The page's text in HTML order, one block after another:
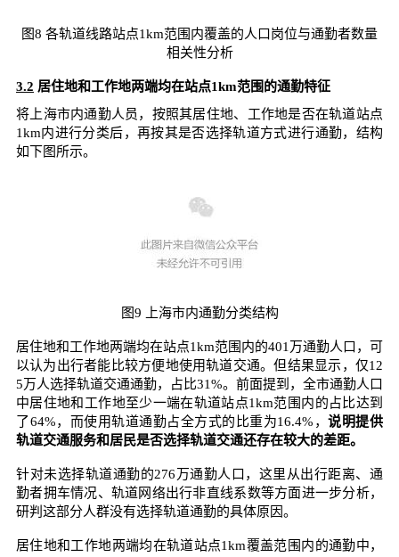
图8 各轨道线路站点1km范围内覆盖的人口岗位与通勤者数量
相关性分析
3.2 居住地和工作地两端均在站点1km范围的通勤特征
将上海市内通勤人员，按照其居住地、工作地是否在轨道站点
1km内进行分类后，再按其是否选择轨道方式进行通勤，结构
如下图所示。
图9 上海市内通勤分类结构
居住地和工作地两端均在站点1km范围内的401万通勤人口，可
以认为出行者能比较方便地使用轨道交通。但结果显示，仅12
5万人选择轨道交通通勤，占比31%。前面提到，全市通勤人口
中居住地和工作地至少一端在轨道站点1km范围内的占比达到
了64%，而使用轨道通勤占全方式的比重为16.4%，说明提供
轨道交通服务和居民是否选择轨道交通还存在较大的差距。
针对未选择轨道通勤的276万通勤人口，这里从出行距离、通
勤者拥车情况、轨道网络出行非直线系数等方面进一步分析，
研判这部分人群没有选择轨道通勤的具体原因。
居住地和工作地两端均在轨道站点1km覆盖范围内的通勤中，